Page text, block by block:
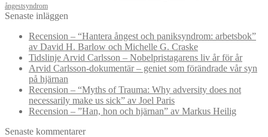
ångestsyndrom
Senaste inläggen
Recension – “Hantera ångest och paniksyndrom: arbetsbok”
av David H. Barlow och Michelle G. Craske
Tidslinje Arvid Carlsson – Nobelpristagarens liv år för år
Arvid Carlsson-dokumentär – geniet som förändrade vår syn
på hjärnan
Recension – “Myths of Trauma: Why adversity does not
necessarily make us sick” av Joel Paris
Recension – ”Han, hon och hjärnan” av Markus Heilig
Senaste kommentarer